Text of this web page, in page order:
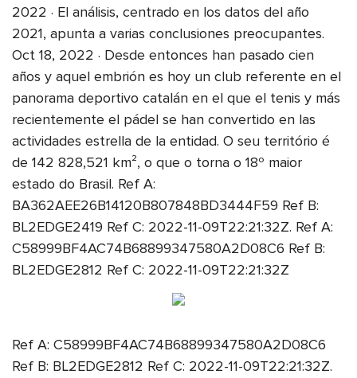
2022 · El análisis, centrado en los datos del año
2021, apunta a varias conclusiones preocupantes.
Oct 18, 2022 · Desde entonces han pasado cien
años y aquel embrión es hoy un club referente en el
panorama deportivo catalán en el que el tenis y más
recientemente el pádel se han convertido en las
actividades estrella de la entidad. O seu território é
de 142 828,521 km², o que o torna o 18º maior
estado do Brasil. Ref A:
BA362AEE26B14120B807848BD3444F59 Ref B:
BL2EDGE2419 Ref C: 2022-11-09T22:21:32Z. Ref A:
C58999BF4AC74B68899347580A2D08C6 Ref B:
BL2EDGE2812 Ref C: 2022-11-09T22:21:32Z
Ref A: C58999BF4AC74B68899347580A2D08C6
Ref B: BL2EDGE2812 Ref C: 2022-11-09T22:21:32Z.